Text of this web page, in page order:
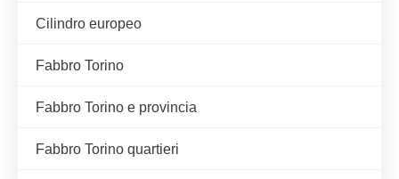
Cilindro europeo
Fabbro Torino
Fabbro Torino e provincia
Fabbro Torino quartieri